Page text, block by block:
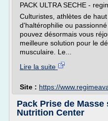
PACK ULTRA SECHE -
Culturistes, athlètes de
d'haltérophilie ou
pouvez désormais vous
meilleure solution pour le
musculaire. Le...
Lire la suite
Site : https://
Pack Prise de
Nutrition Center